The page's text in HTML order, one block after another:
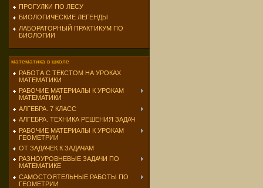
ПРОГУЛКИ ПО ЛЕСУ
БИОЛОГИЧЕСКИЕ ЛЕГЕНДЫ
ЛАБОРАТОРНЫЙ ПРАКТИКУМ ПО
БИОЛОГИИ
математика в школе
РАБОТА С ТЕКСТОМ НА УРОКАХ
МАТЕМАТИКИ
РАБОЧИЕ МАТЕРИАЛЫ К УРОКАМ
МАТЕМАТИКИ
АЛГЕБРА. 7 КЛАСС
АЛГЕБРА. ТЕХНИКА РЕШЕНИЯ ЗАДАЧ
РАБОЧИЕ МАТЕРИАЛЫ К УРОКАМ
ГЕОМЕТРИИ
ОТ ЗАДАЧЕК К ЗАДАЧАМ
РАЗНОУРОВНЕВЫЕ ЗАДАЧИ ПО
МАТЕМАТИКЕ
САМОСТОЯТЕЛЬНЫЕ РАБОТЫ ПО
ГЕОМЕТРИИ